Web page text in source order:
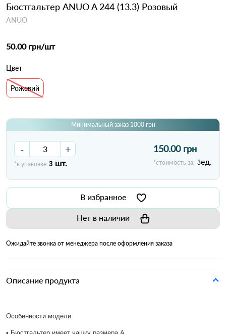
Бюстгальтер ANUO A 244 (13.3) Розовый
ANUO
50.00 грн/шт
Цвет
Рожевий
Минимальный заказ 1000 грн
- +
*в упаковке 3 шт.
150.00 грн
*стоимость за: 3ед.
В избранное
Нет в наличии
Ожидайте звонка от менеджера после оформления заказа
Описание продукта
Особенности модели: